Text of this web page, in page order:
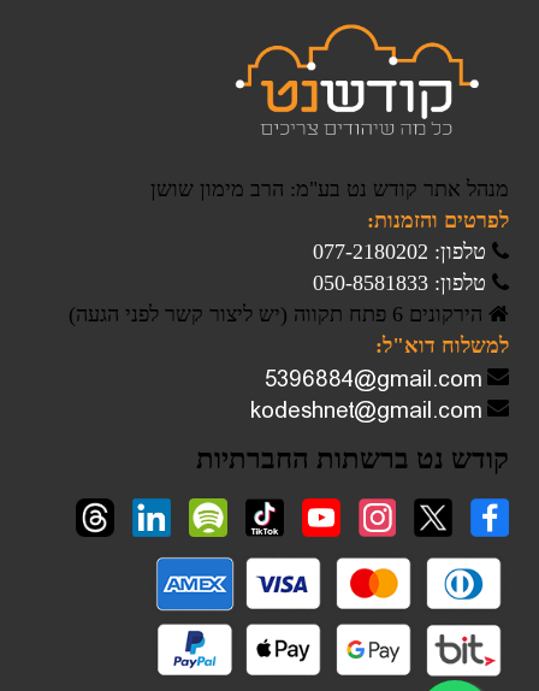
מנהל אתר קודש נט בע"מ: הרב מימון שושן
לפרטים והזמנות:
טלפון: 077-2180202
טלפון: 050-8581833
הירקונים 6 פתח תקווה (יש ליצור קשר לפני הגעה)
למשלוח דוא"ל:
קודש נט ברשתות החברתיות